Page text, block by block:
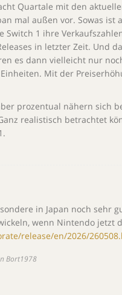
Quartale mit den
mal außen vor. Sowas ist
Switch 1 ihre
in letzter Zeit. Und
es dann vielleicht nur
Mit der
prozentual nähern sich
realistisch betrachtet
in Japan noch sehr
wenn Nintendo jetzt
release/en/2026/
Bort1978